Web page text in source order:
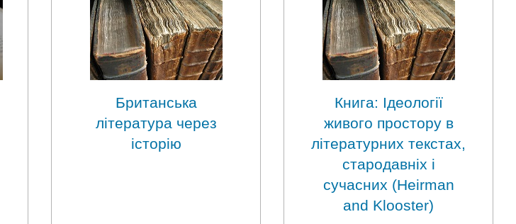
Британська
література через
історію
Книга: Ідеології
живого простору в
літературних текстах,
стародавніх і
сучасних (Heirman
and Klooster)